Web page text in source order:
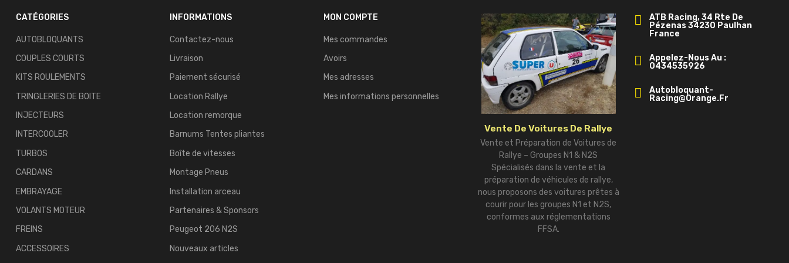
CATÉGORIES
AUTOBLOQUANTS
COUPLES COURTS
KITS ROULEMENTS
TRINGLERIES DE BOITE
INJECTEURS
INTERCOOLER
TURBOS
CARDANS
EMBRAYAGE
VOLANTS MOTEUR
FREINS
ACCESSOIRES
INFORMATIONS
Contactez-nous
Livraison
Paiement sécurisé
Location Rallye
Location remorque
Barnums Tentes pliantes
Boîte de vitesses
Montage Pneus
Installation arceau
Partenaires & Sponsors
Peugeot 206 N2S
Nouveaux articles
MON COMPTE
Mes commandes
Avoirs
Mes adresses
Mes informations personnelles
Vente De Voitures De Rallye
Vente et Préparation de Voitures de
Rallye – Groupes N1 & N2S
Spécialisés dans la vente et la
préparation de véhicules de rallye,
nous proposons des voitures prêtes à
courir pour les groupes N1 et N2S,
conformes aux réglementations
FFSA.
ATB Racing, 34 Rte De
Pézenas 34230 Paulhan
France
Appelez-Nous Au :
0434535926
Autobloquant-
Racing@orange.fr